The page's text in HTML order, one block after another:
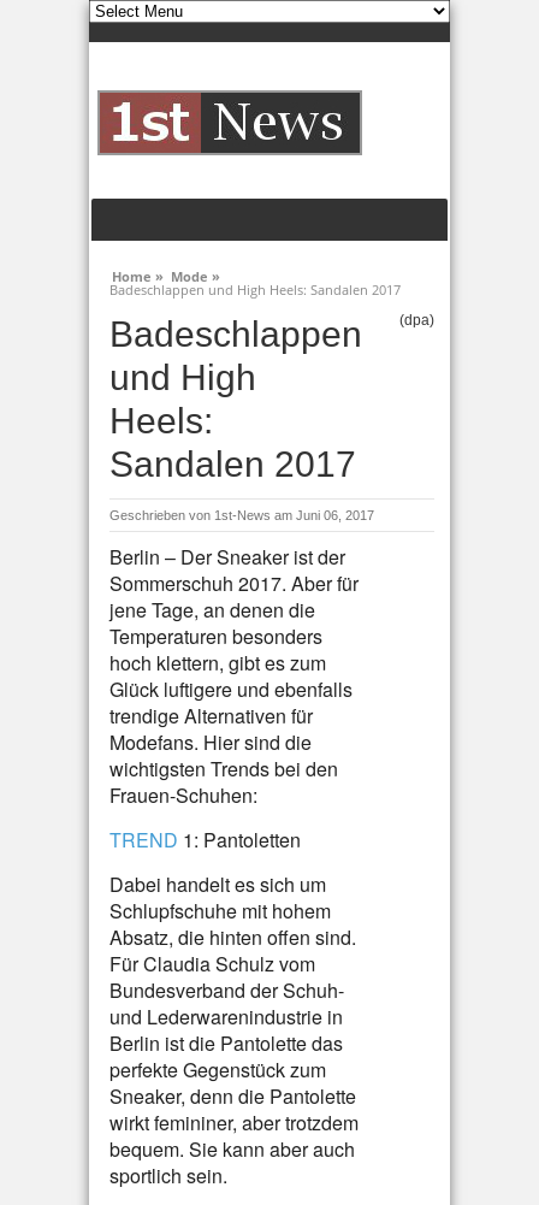
Home » Mode »
Badeschlappen und High Heels: Sandalen 2017
Badeschlappen
und High
Heels:
Sandalen 2017
(dpa)
Geschrieben von 1st-News am Juni 06, 2017
Berlin – Der Sneaker ist der
Sommerschuh 2017. Aber für
jene Tage, an denen die
Temperaturen besonders
hoch klettern, gibt es zum
Glück luftigere und ebenfalls
trendige Alternativen für
Modefans. Hier sind die
wichtigsten Trends bei den
Frauen-Schuhen:
TREND 1: Pantoletten
Dabei handelt es sich um
Schlupfschuhe mit hohem
Absatz, die hinten offen sind.
Für Claudia Schulz vom
Bundesverband der Schuh-
und Lederwarenindustrie in
Berlin ist die Pantolette das
perfekte Gegenstück zum
Sneaker, denn die Pantolette
wirkt femininer, aber trotzdem
bequem. Sie kann aber auch
sportlich sein.